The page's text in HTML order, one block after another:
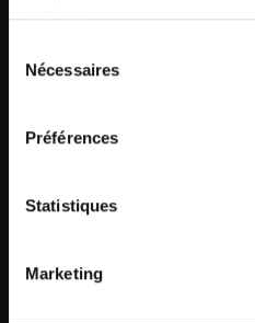
Nécessaires
Préférences
Statistiques
Marketing